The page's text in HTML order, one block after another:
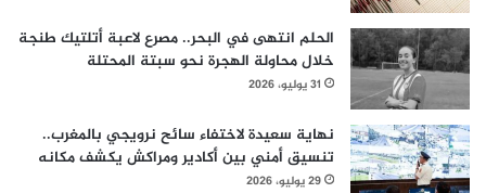
الحلم انتهى في البحر.. مصرع لاعبة أتلتيك طنجة
خلال محاولة الهجرة نحو سبتة المحتلة
31 يوليو، 2026
نهاية سعيدة لاختفاء سائح نرويجي بالمغرب..
تنسيق أمني بين أكادير ومراكش يكشف مكانه
29 يوليو، 2026